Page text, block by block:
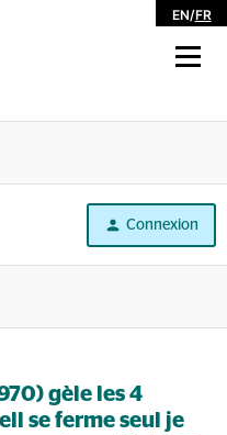
EN/FR
Connexion
gèle les 4
se ferme seul je